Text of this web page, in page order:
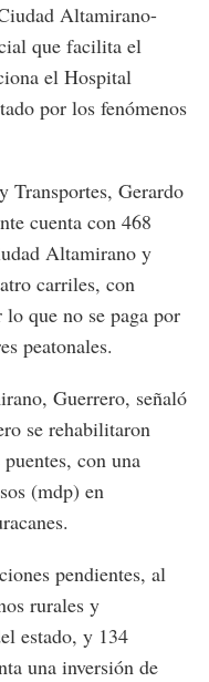
Altamirano-
que facilita el
el Hospital
por los fenómenos
Transportes, Gerardo
cuenta con 468
Altamirano y
carriles, con
que no se paga por
peatonales.
Guerrero, señaló
se rehabilitaron
con una
(mdp) en
pendientes, al
rurales y
estado, y 134
una inversión de